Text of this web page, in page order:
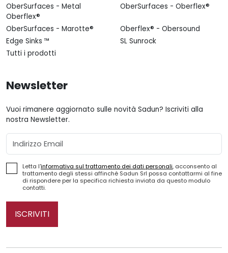
OberSurfaces - Metal
Oberflex®
OberSurfaces - Oberflex®
OberSurfaces - Marotte®
Oberflex® - Obersound
Edge Sinks ™
SL Sunrock
Tutti i prodotti
Newsletter
Vuoi rimanere aggiornato sulle novità Sadun? Iscriviti alla
nostra Newsletter.
Email
Letta l'informativa sul trattamento dei dati personali, acconsento al
trattamento degli stessi affinché Sadun Srl possa contattarmi al fine
di rispondere per la specifica richiesta inviata da questo modulo
contatti.
ISCRIVITI